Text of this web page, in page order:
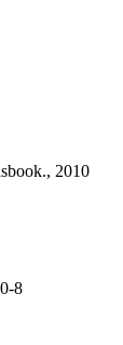
., 2010
8